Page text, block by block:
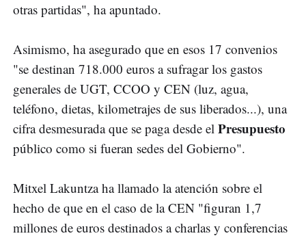
otras partidas", ha apuntado.
Asimismo, ha asegurado que en esos 17 convenios
"se destinan 718.000 euros a sufragar los gastos
generales de UGT, CCOO y CEN (luz, agua,
teléfono, dietas, kilometrajes de sus liberados...), una
cifra desmesurada que se paga desde el Presupuesto
público como si fueran sedes del Gobierno".
Mitxel Lakuntza ha llamado la atención sobre el
hecho de que en el caso de la CEN "figuran 1,7
millones de euros destinados a charlas y conferencias